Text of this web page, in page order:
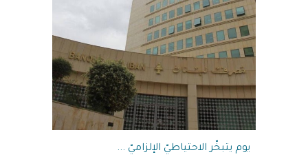
يوم يتبخّر الاحتياطيّ الإلزاميّ ...